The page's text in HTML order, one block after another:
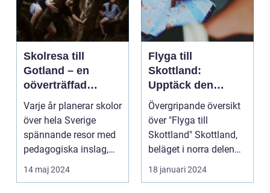
Skolresa till
Gotland – en
oöverträffad
läroplan i levande
historia
Varje år planerar skolor
över hela Sverige
spännande resor med
pedagogiska inslag,
d...
14 maj 2024
Flyga till
Skottland:
Upptäck den
magnifika naturen
och rika historien
Övergripande översikt
över "Flyga till
Skottland" Skottland,
beläget i norra delen
av Storbritannie...
18 januari 2024